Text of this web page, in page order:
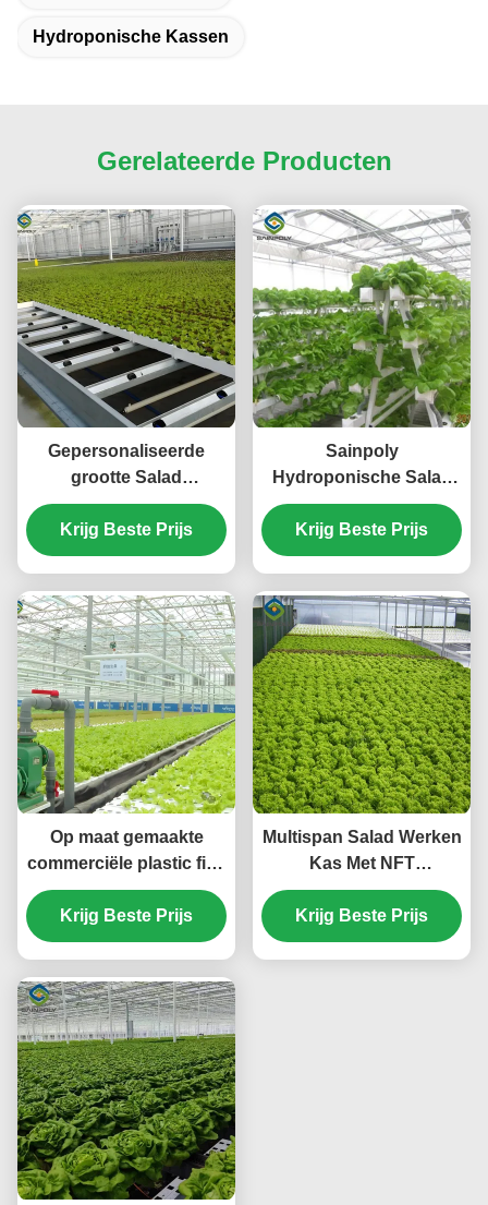
Hydroponische Kassen
Gerelateerde Producten
Gepersonaliseerde
grootte Salad
Groenhuis
Gemakkelijke installatie
met schuif /
Krijg Beste Prijs
Sainpoly
Hydroponische Salad
Groenhuis Tunnel
Groenhuis Op maat
Krijg Beste Prijs
Op maat gemaakte
commerciële plastic film
kas voor de teelt van sla
Krijg Beste Prijs
Multispan Salad Werken
Kas Met NFT
Hydroponic Groei
Systemen
Krijg Beste Prijs